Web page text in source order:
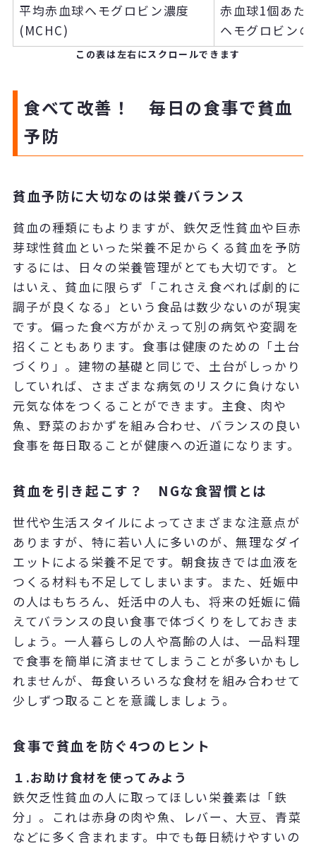
平均赤血球ヘモグロビン濃度
(MCHC)
赤血球1個あた
ヘモグロビンの
この表は左右にスクロールできます
食べて改善！ 毎日の食事で貧血
予防
貧血予防に大切なのは栄養バランス
貧血の種類にもよりますが、鉄欠乏性貧血や巨赤
芽球性貧血といった栄養不足からくる貧血を予防
するには、日々の栄養管理がとても大切です。と
はいえ、貧血に限らず「これさえ食べれば劇的に
調子が良くなる」という食品は数少ないのが現実
です。偏った食べ方がかえって別の病気や変調を
招くこともあります。食事は健康のための「土台
づくり」。建物の基礎と同じで、土台がしっかり
していれば、さまざまな病気のリスクに負けない
元気な体をつくることができます。主食、肉や
魚、野菜のおかずを組み合わせ、バランスの良い
食事を毎日取ることが健康への近道になります。
貧血を引き起こす？ NGな食習慣とは
世代や生活スタイルによってさまざまな注意点が
ありますが、特に若い人に多いのが、無理なダイ
エットによる栄養不足です。朝食抜きでは血液を
つくる材料も不足してしまいます。また、妊娠中
の人はもちろん、妊活中の人も、将来の妊娠に備
えてバランスの良い食事で体づくりをしておきま
しょう。一人暮らしの人や高齢の人は、一品料理
で食事を簡単に済ませてしまうことが多いかもし
れませんが、毎食いろいろな食材を組み合わせて
少しずつ取ることを意識しましょう。
食事で貧血を防ぐ4つのヒント
１.お助け食材を使ってみよう
鉄欠乏性貧血の人に取ってほしい栄養素は「鉄
分」。これは赤身の肉や魚、レバー、大豆、青菜
などに多く含まれます。中でも毎日続けやすいの